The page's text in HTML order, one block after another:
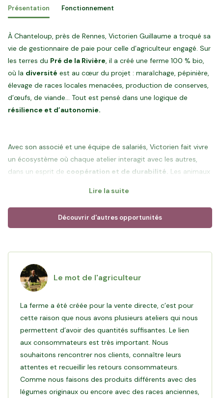
Présentation Fonctionnement
À Chanteloup, près de Rennes, Victorien Guillaume a troqué sa
vie de gestionnaire de paie pour celle d’agriculteur engagé. Sur
les terres du Pré de la Rivière , il a créé une ferme 100 % bio,
où la diversité est au cœur du projet : maraîchage, pépinière,
élevage de races locales menacées, production de conserves,
d’œufs, de viande… Tout est pensé dans une logique de
résilience et d’autonomie.
Avec son associé et une équipe de salariés, Victorien fait vivre
un écosystème où chaque atelier interagit avec les autres,
dans un esprit de coopération et de durabilité. Les animaux
intrant. Aucun produit est utilisé sur la ferme, même ceux
autorisé en agriculture biologique. Seuls des insectes sont
introduits pour chasser des nuisibles.
à taille humaine : marchés, paniers, épiceries à la ferme et au
cœur du bourg.
Objectif de ce financement : Victorien a investi pour
déployer sa vision complète d’une exploitation en maraîchage,
produire ses fruits et légumes en Bio, acquérir une chambre
froide et une serre, puis développer deux épiceries pour
vendre ses produits directement aux consommateurs locaux.
Votre investissement va permettre à Victorien d’améliorer les
conditions de travail de ses salariés agricoles ainsi que de
sécuriser du foncier, indispensable pour son engagement
Lire la suite
Découvrir d'autres opportunités
Le mot de l'agriculteur
La ferme a été créée pour la vente directe, c’est pour
cette raison que nous avons plusieurs ateliers qui nous
permettent d’avoir des quantités suffisantes. Le lien
aux consommateurs est très important. Nous
souhaitons rencontrer nos clients, connaître leurs
attentes et recueillir les retours consommateurs.
Comme nous faisons des produits différents avec des
légumes originaux ou encore avec des races anciennes,